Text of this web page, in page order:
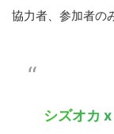
協力者、参加者の
シズオカ